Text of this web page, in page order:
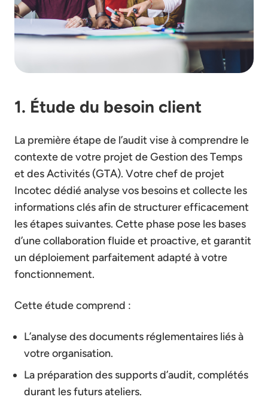
1. Étude du besoin client
La première étape de l’audit vise à comprendre le
contexte de votre projet de Gestion des Temps
et des Activités (GTA). Votre chef de projet
Incotec dédié analyse vos besoins et collecte les
informations clés afin de structurer efficacement
les étapes suivantes. Cette phase pose les bases
d’une collaboration fluide et proactive, et garantit
un déploiement parfaitement adapté à votre
fonctionnement.
Cette étude comprend :
L’analyse des documents réglementaires liés à
votre organisation.
La préparation des supports d’audit, complétés
durant les futurs ateliers.